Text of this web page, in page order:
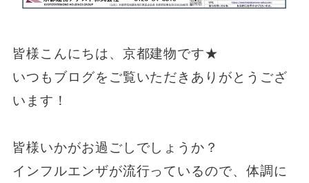
皆様こんにちは、京都建物です★
いつもブログをご覧いただきありがとうござ
います！
皆様いかがお過ごしでしょうか？
インフルエンザが流行っているので、体調に